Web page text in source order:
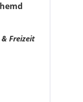
Freizeit